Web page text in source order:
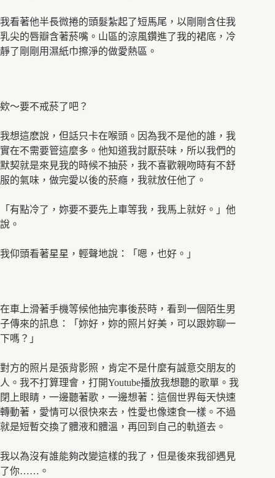
我看著他半長微捲的頭髮紮起了短馬尾，以剛剛含住我
乳尖的唇瓣含著菸嘴。山區的涼風鑽進了我的裙底，冷
靜了剛剛用濕紙巾擦淨的做愛熱區。
欸～要不戒菸了吧？
我想這麽說，但話只卡在喉頭。因為我不是他的誰，我
實在不需要管這麼多。他知道我討厭菸味，所以我們的
默契就是來見我的時候不抽菸，我不喜歡親吻時有不舒
服的氣味，做完愛以後的菸癮，我就放任他了。
「有點冷了，妳要不要先上車等我，我馬上就好。」他
說。
我仰頭看著星星，輕聲地說：「嗯，也好。」
在車上滑著手機等候他抽完事後菸時，看到一個陌生男
子傳來的訊息：「妳好，妳的照片好美，可以跟妳聊一
下嗎？」
對方的照片是張背影照，肯定不是什麼有誠意交朋友的
人。我不打算理會，打開Youtube播放我想聽的歌單。我
閉上眼睛，一邊聽著歌，一邊想著：這個世界每天快速
轉動著，愛情可以很快來去，性愛也像速食一樣。不過
就是短暫交換了體液和體溫，再回到自己的軌道去。
我以為沒有誰能夠改變這樣的我了，但是後來我卻遇見
了你……。